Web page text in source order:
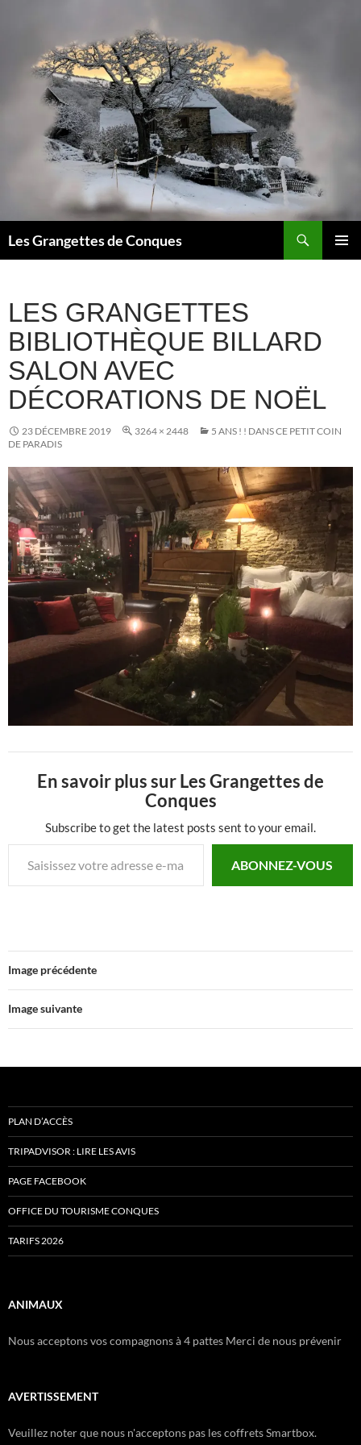
Les Grangettes de Conques
LES GRANGETTES
BIBLIOTHÈQUE BILLARD
SALON AVEC
DÉCORATIONS DE NOËL
23 DÉCEMBRE 2019 3264 × 2448
5 ANS ! ! DANS CE PETIT COIN
DE PARADIS
En savoir plus sur Les Grangettes de
Conques
Subscribe to get the latest posts sent to your email.
Saisissez votre adresse e-mail…
ABONNEZ-VOUS
Image précédente
Image suivante
PLAN D’ACCÈS
TRIPADVISOR : LIRE LES AVIS
PAGE FACEBOOK
OFFICE DU TOURISME CONQUES
TARIFS 2026
ANIMAUX
Nous acceptons vos compagnons à 4 pattes Merci de nous prévenir
AVERTISSEMENT
Veuillez noter que nous n'acceptons pas les coffrets Smartbox.